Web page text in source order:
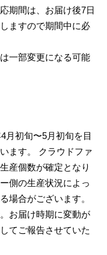
期間は、お届け後7日
ますので期間中に必
一部変更になる可能
月初旬〜5月初旬を目
ます。 クラウドファ
産個数が確定となり
側の生産状況によっ
場合がございます。
お届け時期に変動が
てご報告させていた